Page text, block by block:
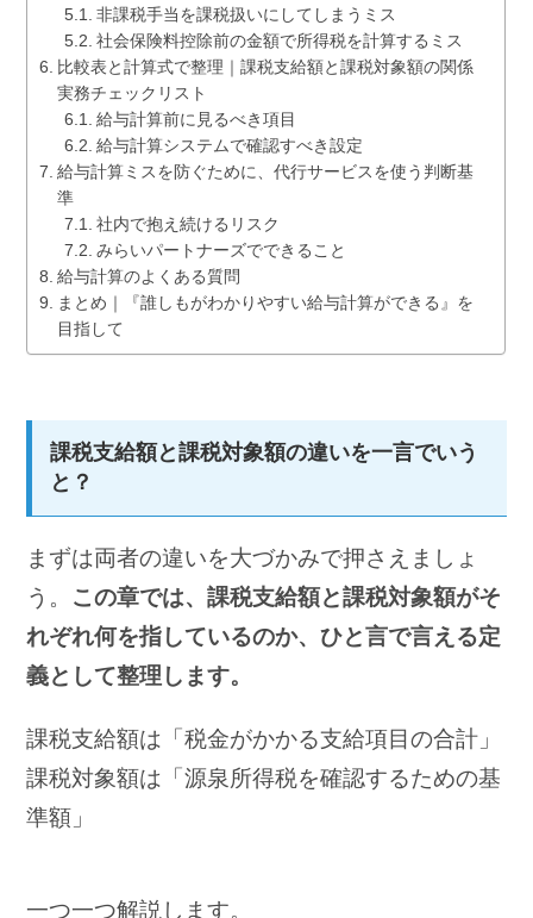
非課税手当を課税扱いにしてしまうミス
社会保険料控除前の金額で所得税を計算するミス
比較表と計算式で整理｜課税支給額と課税対象額の関係
実務チェックリスト
給与計算前に見るべき項目
給与計算システムで確認すべき設定
給与計算ミスを防ぐために、代行サービスを使う判断基
準
社内で抱え続けるリスク
みらいパートナーズでできること
給与計算のよくある質問
まとめ｜『誰しもがわかりやすい給与計算ができる』を
目指して
課税支給額と課税対象額の違いを一言でいう
と？
まずは両者の違いを大づかみで押さえましょ
う。 この章では、課税支給額と課税対象額がそ
れぞれ何を指しているのか、ひと言で言える定
義として整理します。
課税支給額は「税金がかかる支給項目の合計」
課税対象額は「源泉所得税を確認するための基
準額」
一つ一つ解説します。